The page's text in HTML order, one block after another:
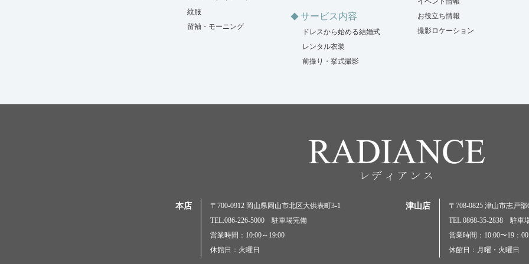
紋服
留袖・モーニング
サービス内容
ドレスから始める結婚式
レンタル衣装
前撮り・挙式撮影
お役立ち情報
撮影ロケーション
本店
〒700-0912 岡山県岡山市北区大供表町3-1
TEL.086-226-5000 駐車場完備
営業時間：10:00～19:00
休館日：火曜日
津山店
〒708-0825 津山市志戸部
TEL.0868-35-2838 駐車
営業時間：10:00〜19：00
休館日：月曜・火曜日